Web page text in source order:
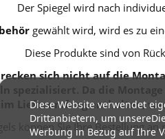
Der Spiegel wird nach
gewählt wird, wird es zu
Diese Produkte sind von
sich nicht auf die
spezialisiert. Da die
Lieferumfang enthalten,
können Sie Ihre Bestellung an
Diese Website verwendet
Drittanbietern, um
Werbung in Bezug auf Ihre